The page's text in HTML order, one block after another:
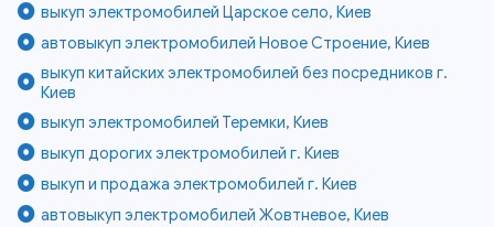
выкуп электромобилей Царское село, Киев
автовыкуп электромобилей Новое Строение, Киев
выкуп китайских электромобилей без посредников г.
Киев
выкуп электромобилей Теремки, Киев
выкуп дорогих электромобилей г. Киев
выкуп и продажа электромобилей г. Киев
автовыкуп электромобилей Жовтневое, Киев